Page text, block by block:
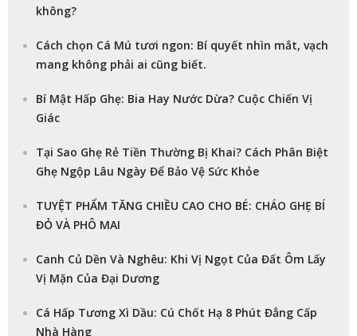
không?
Cách chọn Cá Mú tươi ngon: Bí quyết nhìn mắt, vạch
mang không phải ai cũng biết.
Bí Mật Hấp Ghẹ: Bia Hay Nước Dừa? Cuộc Chiến Vị
Giác
Tại Sao Ghẹ Rẻ Tiền Thường Bị Khai? Cách Phân Biệt
Ghẹ Ngộp Lâu Ngày Để Bảo Vệ Sức Khỏe
TUYỆT PHẨM TĂNG CHIỀU CAO CHO BÉ: CHÁO GHẸ BÍ
ĐỎ VÀ PHÔ MAI
Canh Củ Dền Và Nghêu: Khi Vị Ngọt Của Đất Ôm Lấy
Vị Mặn Của Đại Dương
Cá Hấp Tương Xì Dầu: Cú Chốt Hạ 8 Phút Đẳng Cấp
Nhà Hàng